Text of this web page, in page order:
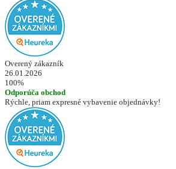
Overený zákazník
26.01.2026
100%
Odporúča obchod
Rýchle, priam expresné vybavenie objednávky!